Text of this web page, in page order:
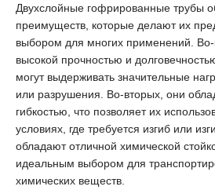
Двухслойные гофрированные трубы
преимуществ, которые делают их
выбором для многих применений.
высокой прочностью и
могут выдерживать значительные
или разрушения. Во-вторых, они
гибкостью, что позволяет их
условиях, где требуется изгиб или
обладают отличной химической
идеальным выбором для
химических веществ.